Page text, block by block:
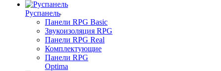
Руспанель
Панели RPG Basic
Звукоизоляция RPG
Панели RPG Real
Комплектующие
Панели RPG
Optima